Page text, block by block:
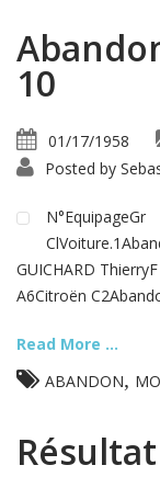
10
01/17/1958
Posted by
N°EquipageGr
GUICHARD
A6Citroën
Read More ...
ABANDON,
Résultat